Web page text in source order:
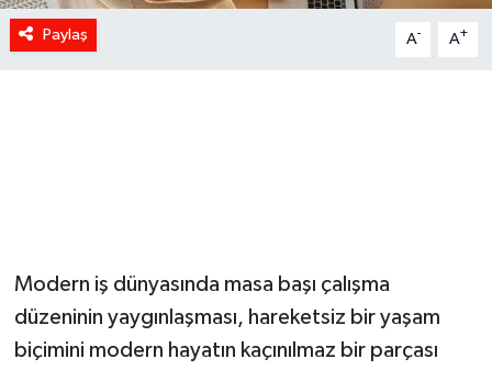
Paylaş A- A+
Modern iş dünyasında masa başı çalışma
düzeninin yaygınlaşması, hareketsiz bir yaşam
biçimini modern hayatın kaçınılmaz bir parçası